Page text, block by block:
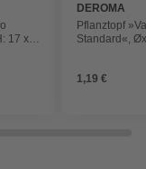
17 x
DEROMA
Pflanztopf
Standard«,
1,19 €